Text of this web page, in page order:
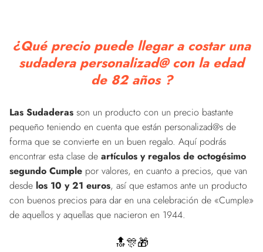
¿Qué precio puede llegar a costar una
sudadera personalizad@ con la edad
de 82 años ?
Las Sudaderas son un producto con un precio bastante
pequeño teniendo en cuenta que están personalizad@s de
forma que se convierte en un buen regalo. Aquí podrás
encontrar esta clase de artículos y regalos de octogésimo
segundo Cumple por valores, en cuanto a precios, que van
desde los 10 y 21 euros, así que estamos ante un producto
con buenos precios para dar en una celebración de «Cumple»
de aquellos y aquellas que nacieron en 1944.
🔝🎊🎁